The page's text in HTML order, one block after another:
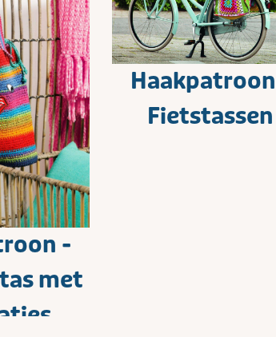
-
met
Fietstassen